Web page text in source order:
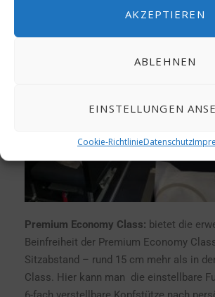
AKZEPTIEREN
ABLEHNEN
EINSTELLUNGEN
Cookie-RichtlinieDatenschutz
Premium Economy Class: bietet die
Beinfreiheit der Premium Economy
Sitzabstand – rund 15 cm mehr als in
Class. Hier kann man die einstellbare